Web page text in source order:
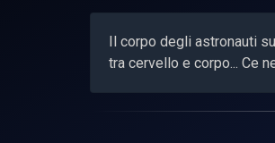
Il corpo degli astronauti
tra cervello e corpo... Ce